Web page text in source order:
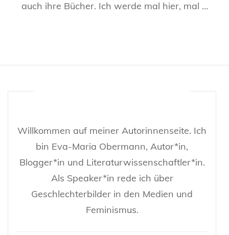
auch ihre Bücher. Ich werde mal hier, mal …
Willkommen auf meiner Autorinnenseite. Ich
bin Eva-Maria Obermann, Autor*in,
Blogger*in und Literaturwissenschaftler*in.
Als Speaker*in rede ich über
Geschlechterbilder in den Medien und
Feminismus.